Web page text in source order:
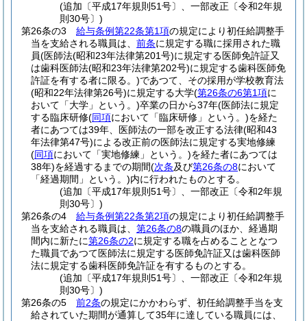
(追加〔平成17年規則51号〕、一部改正〔令和2年規
則30号〕)
第26条の3
給与条例第22条第1項の規定により初任給調整手
当を支給される職員は、 前条に規定する職に採用された職
員(医師法(昭和23年法律第201号)に規定する医師免許証又
は歯科医師法(昭和23年法律第202号)に規定する歯科医師免
許証を有する者に限る。)であつて、その採用が学校教育法
(昭和22年法律第26号)に規定する大学(第26条の6第1項に
おいて「大学」という。)卒業の日から37年(医師法に規定
する臨床研修(同項において「臨床研修」という。)を経た
者にあつては39年、医師法の一部を改正する法律(昭和43
年法律第47号)による改正前の医師法に規定する実地修練
(同項において「実地修練」という。)を経た者にあつては
38年)を経過するまでの期間(次条及び第26条の8において
「経過期間」という。)内に行われたものとする。
(追加〔平成17年規則51号〕、一部改正〔令和2年規
則30号〕)
第26条の4
給与条例第22条第2項の規定により初任給調整手
当を支給される職員は、 第26条の8の職員のほか、経過期
間内に新たに第26条の2に規定する職を占めることとなつ
た職員であつて医師法に規定する医師免許証又は歯科医師
法に規定する歯科医師免許証を有するものとする。
(追加〔平成17年規則51号〕、一部改正〔令和2年規
則30号〕)
第26条の5
前2条の規定にかかわらず、初任給調整手当を支
給されていた期間が通算して35年に達している職員には、